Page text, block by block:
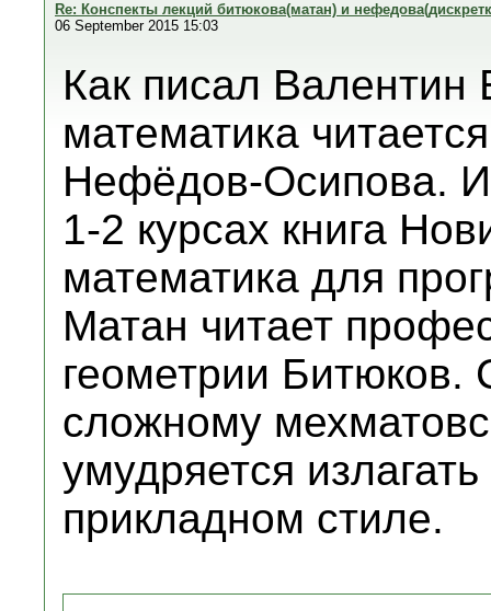
Re: Конспекты лекций битюкова(матан) и
06 September 2015 15:03
Как писал Валентин
математика
Нефёдов-Осипова.
1-2 курсах книга
математика для
Матан читает
геометрии Битюков.
сложному
умудряется
прикладном стиле.